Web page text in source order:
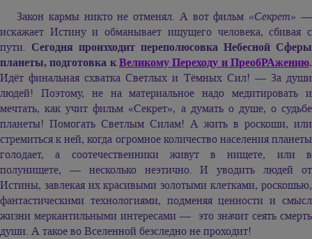
Закон кармы никто не отменял. А вот фильм «Секрет» —
искажает Истину и обманывает ищущего человека, сбивая с
пути. Сегодня произходит переполюсовка Небесной Сферы
планеты, подготовка кВеликому Переходу и ПреобРАжению.
Идёт финальная схватка Светлых и Тёмных Сил! — За души
людей! Поэтому, не на материальное надо медитировать и
мечтать, как учит фильм «Секрет», а думать о душе, о судьбе
планеты! Помогать Светлым Силам! А жить в роскоши, или
стремиться к ней, когда огромное количество населения планеты
голодает, а соотечественники живут в нищете, или в
полунищете, — несколько неэтично. И уводить людей от
Истины, завлекая их красивыми золотыми клетками, роскошью,
фантастическими технологиями, подменяя ценности и смысл
жизни меркантильными интересами — это значит сеять смерть
души. А такое во Вселенной безследно не проходит!